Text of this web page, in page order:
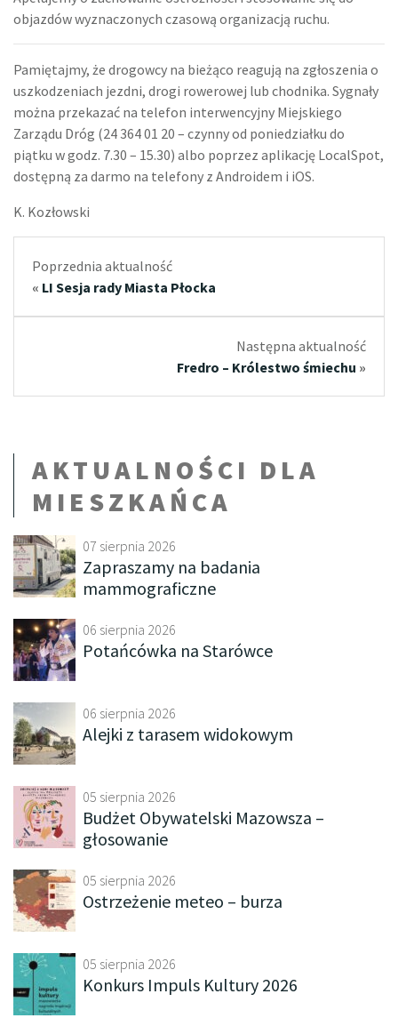
objazdów wyznaczonych czasową organizacją ruchu.
Pamiętajmy, że drogowcy na bieżąco reagują na zgłoszenia o
uszkodzeniach jezdni, drogi rowerowej lub chodnika. Sygnały
można przekazać na telefon interwencyjny Miejskiego
Zarządu Dróg (24 364 01 20 – czynny od poniedziałku do
piątku w godz. 7.30 – 15.30) albo poprzez aplikację LocalSpot,
dostępną za darmo na telefony z Androidem i iOS.
K. Kozłowski
Poprzednia aktualność
« LI Sesja rady Miasta Płocka
Następna aktualność
Fredro – Królestwo śmiechu »
AKTUALNOŚCI DLA
MIESZKAŃCA
07 sierpnia 2026
Zapraszamy na badania
mammograficzne
06 sierpnia 2026
Potańcówka na Starówce
06 sierpnia 2026
Alejki z tarasem widokowym
05 sierpnia 2026
Budżet Obywatelski Mazowsza –
głosowanie
05 sierpnia 2026
Ostrzeżenie meteo – burza
05 sierpnia 2026
Konkurs Impuls Kultury 2026